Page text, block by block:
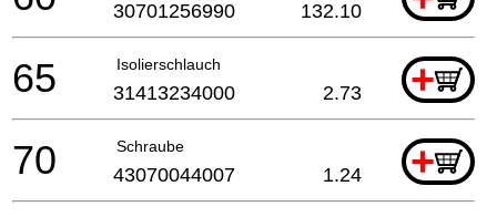
30701256990 132.10
Isolierschlauch +
65 31413234000 2.73
Schraube +
70 43070044007 1.24